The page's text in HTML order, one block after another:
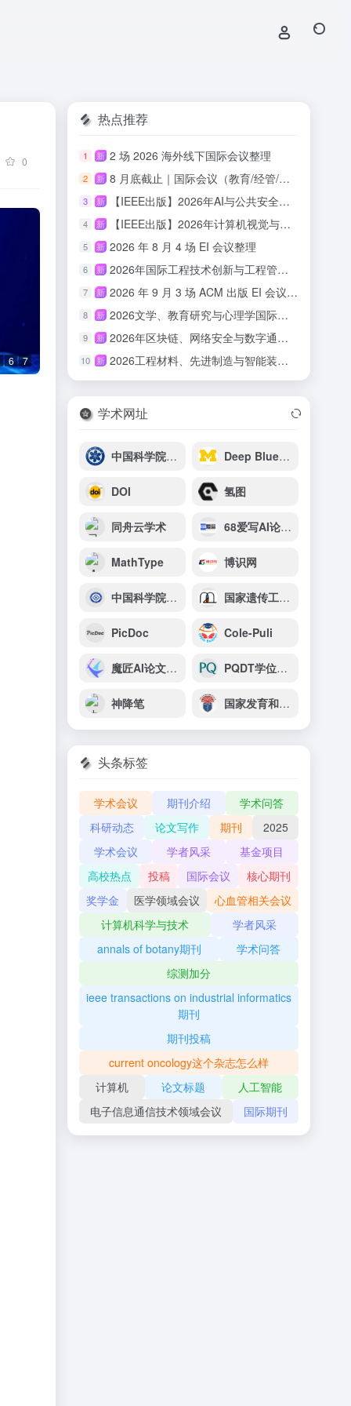
0
6 7
热点推荐
1 新 2 场 2026 海外线下国际会议整理
2 新 8 月底截止｜国际会议（教育/经管/心理/传媒/人文适用）
3 新 【IEEE出版】2026年AI与公共安全国际学术会议
4 新 【IEEE出版】2026年计算机视觉与具身智能国际学术会议
5 新 2026 年 8 月 4 场 EI 会议整理
6 新 2026年国际工程技术创新与工程管理研讨会 （ISETIM 2026）
7 新 2026 年 9 月 3 场 ACM 出版 EI 会议汇总
8 新 2026文学、教育研究与心理学国际会议(ICLERP 2026)
9 新 2026年区块链、网络安全与数字通信国际会议（ICBCBC 2026）
10 新 2026工程材料、先进制造与智能装备国际会议（ICEMAMIE 2026）
学术网址
中国科学院宁波材料技术与工程研究所（简称宁波材料所） Deep Blue Data
DOI 氢图
同舟云学术 68爱写AI论文写作
MathType 博识网
中国科学院苏州生物医学工程技术研究所 国家遗传工程小鼠资源库
PicDoc Cole-Puli
魔匠AI论文写作 PQDT学位论文全文数据库
神降笔 国家发育和功能人脑组织资源库
头条标签
学术会议 期刊介绍
学术问答
科研动态
论文写作 期刊
2025
学术会议
学者风采
基金项目
高校热点
投稿 国际会议
核心期刊
奖学金
医学领域会议
心血管相关会议
计算机科学与技术
学者风采
annals of botany期刊
学术问答
综测加分
ieee transactions on industrial informatics
期刊
期刊投稿
current oncology这个杂志怎么样
计算机
论文标题
人工智能
电子信息通信技术领域会议
国际期刊